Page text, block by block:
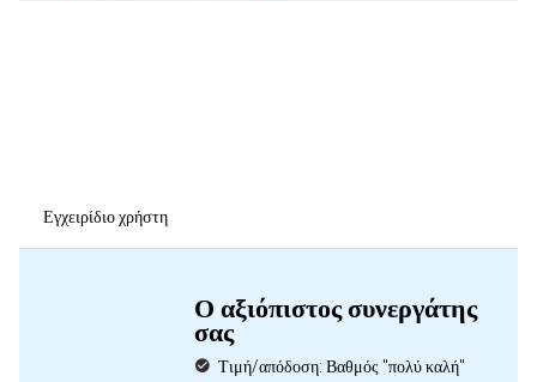
Εγχειρίδιο χρήστη
Ο αξιόπιστος συνεργάτης
σας
Τιμή/απόδοση: Βαθμός "πολύ καλή"